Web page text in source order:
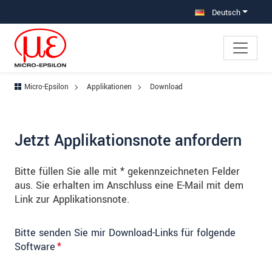
Deutsch
Micro-Epsilon Applikationen Download
Jetzt Applikationsnote anfordern
Bitte füllen Sie alle mit * gekennzeichneten Felder
aus. Sie erhalten im Anschluss eine E-Mail mit dem
Link zur Applikationsnote.
Bitte senden Sie mir Download-Links für folgende
Software*